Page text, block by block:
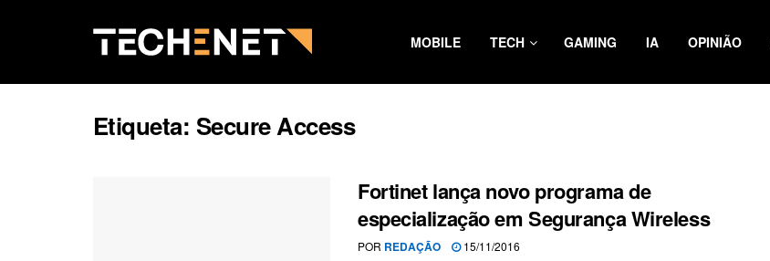
MOBILE TECH GAMING IA OPINIÃO
Etiqueta: Secure Access
Fortinet lança novo programa de
especialização em Segurança Wireless
POR REDAÇÃO 15/11/2016